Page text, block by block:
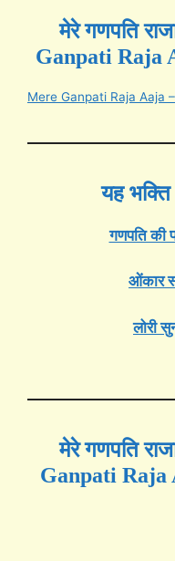
मेरे गणपति
Ganpati Raja
Mere Ganpati Raja Aaja
यह
गणपति की
ओंकार
लोरी
मेरे गणपति
Ganpati Raja